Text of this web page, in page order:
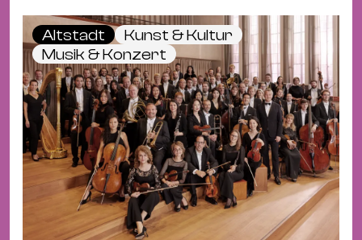
Altstadt
Kunst & Kultur
Musik & Konzert